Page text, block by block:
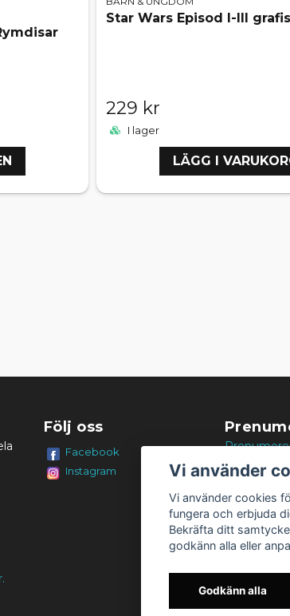
Star Wars Episod I-III
229 kr
I lager
LÄGG I
Följ oss
Facebook
Instagram
Vi använder
Vi använder cookies
fungera och erbjuda
Bekräfta ditt
godkänn alla eller
Godkänn alla